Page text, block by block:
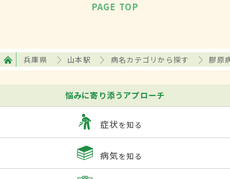
PAGE TOP
兵庫県 山本駅 病名カテゴリから探す 膠原
悩みに寄り添うアプローチ
症状を知る
病気を知る